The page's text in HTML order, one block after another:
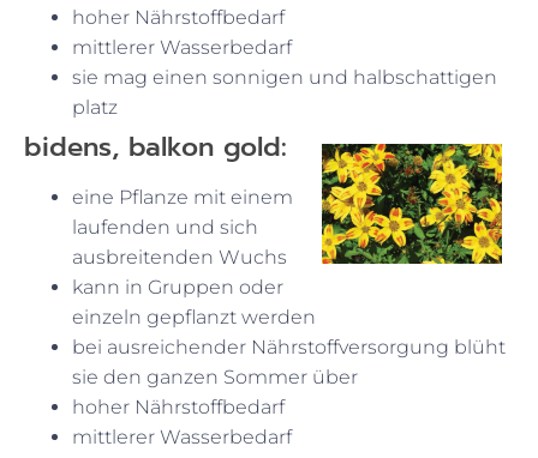
hoher Nährstoffbedarf
mittlerer Wasserbedarf
sie mag einen sonnigen und halbschattigen
platz
bidens, balkon gold:
eine Pflanze mit einem
laufenden und sich
ausbreitenden Wuchs
kann in Gruppen oder
einzeln gepflanzt werden
bei ausreichender Nährstoffversorgung blüht
sie den ganzen Sommer über
hoher Nährstoffbedarf
mittlerer Wasserbedarf